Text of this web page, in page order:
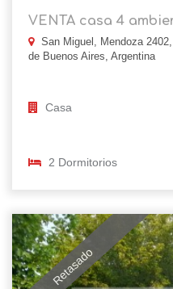
VENTA casa 4
San Miguel, Mendoza
de Buenos Aires, Argentina
Casa
2 Dormitorios
Retasado